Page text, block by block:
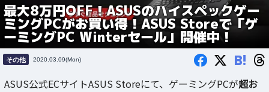
最大8万円OFF！ASUSのハイスペックゲー
ミングPCがお買い得！ASUS Storeで「ゲ
ーミングPC Winterセール」開催中！
その他 2020.03.09(Mon) B!
ASUS公式ECサイトASUS Storeにて、ゲーミングPCが超お